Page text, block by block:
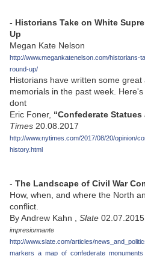
- Historians Take on White
Up
Megan Kate Nelson
http://www.megankatenelson.com/historians-
round-up/
Historians have written some
memorials in the past week.
dont
Eric Foner, “Confederate Statues
Times 20.08.2017
http://www.nytimes.com/2017/08/20/opinion/
history.html
- The Landscape of Civil War
How, when, and where the North
conflict.
By Andrew Kahn , Slate
impresionnante
http://www.slate.com/articles/